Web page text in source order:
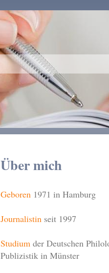
Über mich
Geboren 1971 in Hamburg
Journalistin seit 1997
Studium der Deutschen
Publizistik in Münster